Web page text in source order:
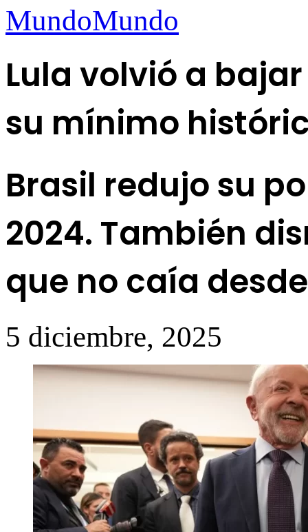
MundoMundo
Lula volvió a
su mínimo
Brasil redujo su
2024. También
que no caía desde
5 diciembre, 2025